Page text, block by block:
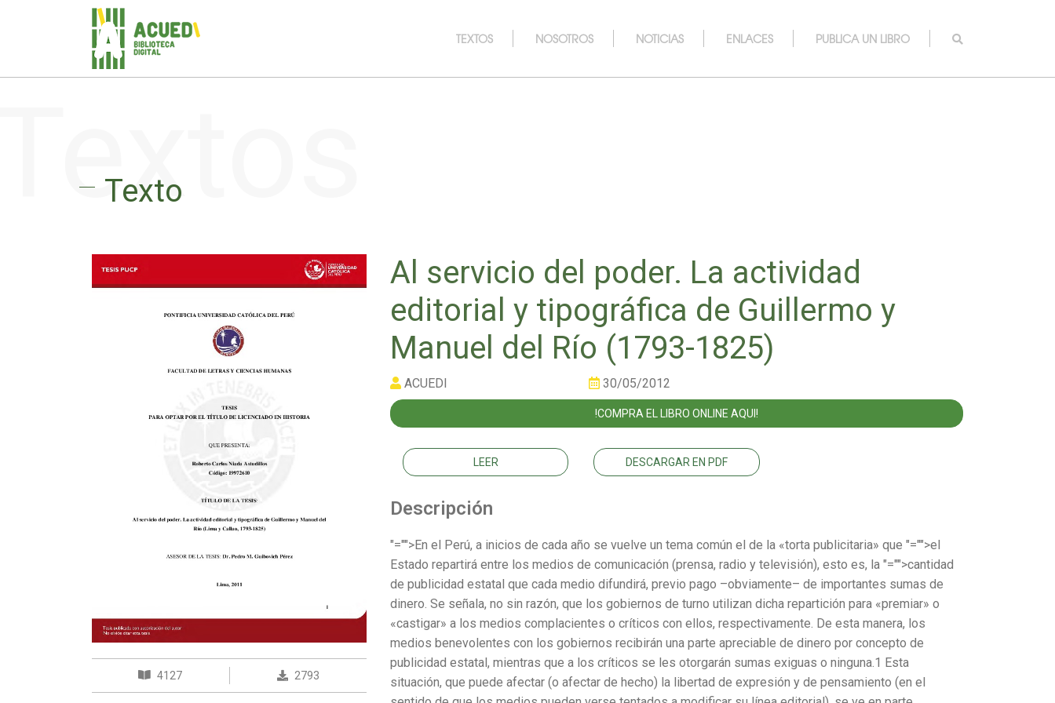
TEXTOS NOSOTROS NOTICIAS ENLACES PUBLICA UN LIBRO
Texto
4127 2793
Al servicio del poder. La actividad
editorial y tipográfica de Guillermo y
Manuel del Río (1793-1825)
ACUEDI 30/05/2012
!COMPRA EL LIBRO ONLINE AQUI!
LEER DESCARGAR EN PDF
Descripción
"="">En el Perú, a inicios de cada año se vuelve un tema común el de la «torta publicitaria» que "="">el
Estado repartirá entre los medios de comunicación (prensa, radio y televisión), esto es, la "="">cantidad
de publicidad estatal que cada medio difundirá, previo pago –obviamente– de importantes sumas de
dinero. Se señala, no sin razón, que los gobiernos de turno utilizan dicha repartición para «premiar» o
«castigar» a los medios complacientes o críticos con ellos, respectivamente. De esta manera, los
medios benevolentes con los gobiernos recibirán una parte apreciable de dinero por concepto de
publicidad estatal, mientras que a los críticos se les otorgarán sumas exiguas o ninguna.1 Esta
situación, que puede afectar (o afectar de hecho) la libertad de expresión y de pensamiento (en el